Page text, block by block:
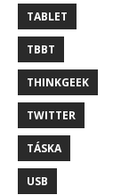
TABLET
TBBT
THINKGEEK
TWITTER
TÁSKA
USB